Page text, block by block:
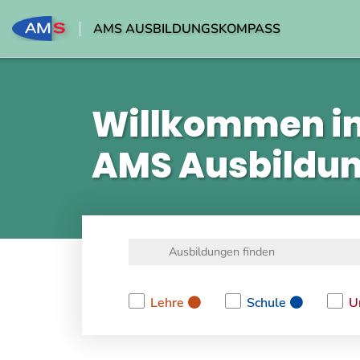
AMS AUSBILDUNGSKOMPASS
Willkommen
AMS
Lehre
Schule